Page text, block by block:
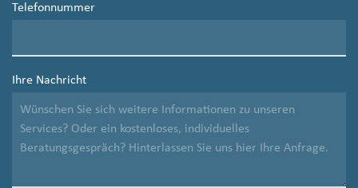
Telefonnummer
Ihre Nachricht